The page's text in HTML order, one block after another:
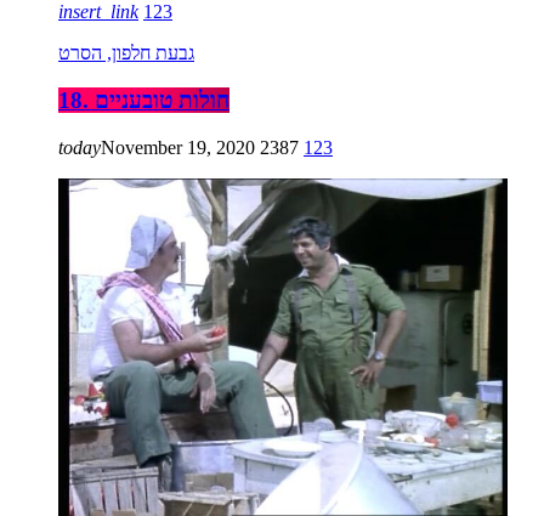
insert_link 123
גבעת חלפון, הסרט
18. חולות טובעניים
todayNovember 19, 2020 2387 123